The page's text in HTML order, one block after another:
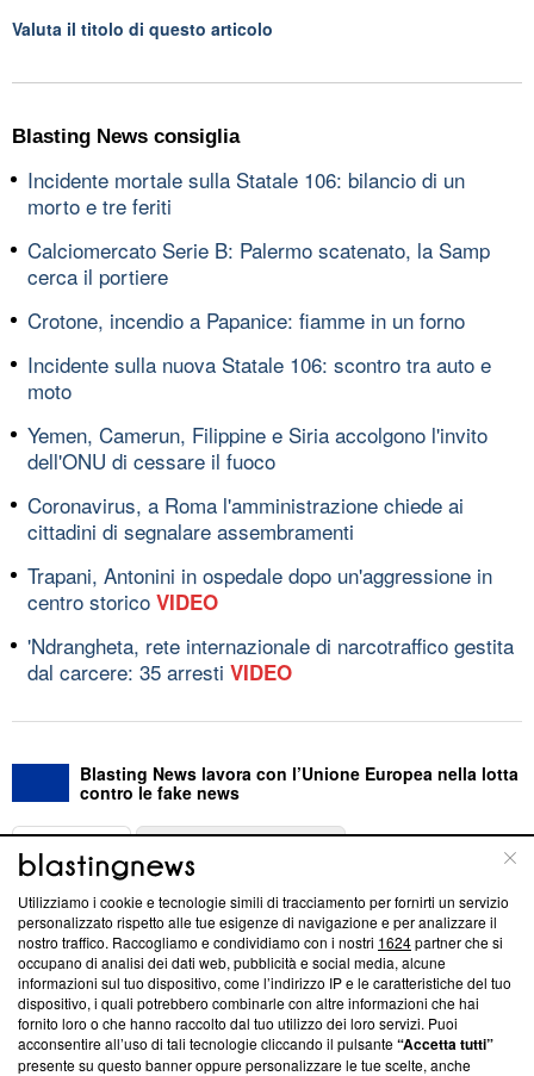
Valuta il titolo di questo articolo
Blasting News consiglia
Incidente mortale sulla Statale 106: bilancio di un
morto e tre feriti
Calciomercato Serie B: Palermo scatenato, la Samp
cerca il portiere
Crotone, incendio a Papanice: fiamme in un forno
Incidente sulla nuova Statale 106: scontro tra auto e
moto
Yemen, Camerun, Filippine e Siria accolgono l'invito
dell'ONU di cessare il fuoco
Coronavirus, a Roma l'amministrazione chiede ai
cittadini di segnalare assembramenti
Trapani, Antonini in ospedale dopo un'aggressione in
centro storico VIDEO
'Ndrangheta, rete internazionale di narcotraffico gestita
dal carcere: 35 arresti VIDEO
Blasting News lavora con l’Unione Europea nella lotta
contro le fake news
ABOUT
Questa sezione offre informazioni trasparenti su Blasting
News, sui nostri processi editoriali e su come ci impegniamo a
creare news di qualità. Inoltre, afferma la nostra aderenza a
‘Trust Project - News with Integrity’Blasting News non è
ancora membro del programma, ma ha richiesto di farne
parte; Trust Project non ha ancora effettuato una verifica di
conformità agli standard.
Utilizziamo i cookie e tecnologie simili di tracciamento per fornirti un servizio
personalizzato rispetto alle tue esigenze di navigazione e per analizzare il
nostro traffico. Raccogliamo e condividiamo con i nostri 1624partner che si
occupano di analisi dei dati web, pubblicità e social media, alcune
informazioni sul tuo dispositivo, come l’indirizzo IP e le caratteristiche del tuo
dispositivo, i quali potrebbero combinarle con altre informazioni che hai
fornito loro o che hanno raccolto dal tuo utilizzo dei loro servizi. Puoi
acconsentire all’uso di tali tecnologie cliccando il pulsante“Accetta tutti”
presente su questo banner oppure personalizzare le tue scelte, anche